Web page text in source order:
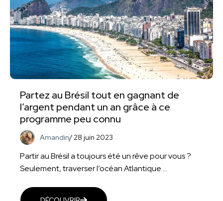
Partez au Brésil tout en gagnant de
l’argent pendant un an grâce à ce
programme peu connu
Amandin/ 28 juin 2023
Partir au Brésil a toujours été un rêve pour vous ?
Seulement, traverser l’océan Atlantique ...